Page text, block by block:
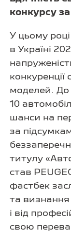
конкурсу за
У цьому
в Україні
конкуренції
моделей. До
10
шанси на
за
титулу
став
фастбек
та визнання
і від
свою